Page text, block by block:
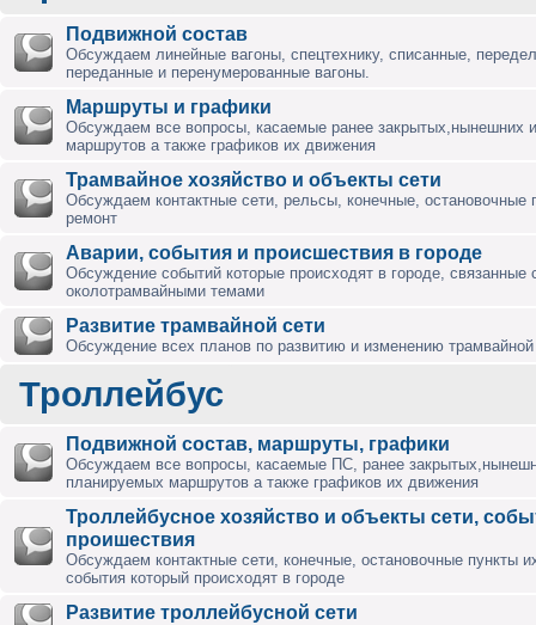
Подвижной состав
Обсуждаем линейные вагоны, спецтехнику, списанные,
переданные и перенумерованные вагоны.
Маршруты и графики
Обсуждаем все вопросы, касаемые ранее закрытых,нынешних
маршрутов а также графиков их движения
Трамвайное хозяйство и объекты сети
Обсуждаем контактные сети, рельсы, конечные, остановочные
ремонт
Аварии, события и происшествия в городе
Обсуждение событий которые происходят в городе, связанные
околотрамвайными темами
Развитие трамвайной сети
Обсуждение всех планов по развитию и изменению трамвайной
Троллейбус
Подвижной состав, маршруты, графики
Обсуждаем все вопросы, касаемые ПС, ранее
планируемых маршрутов а также графиков их движения
Троллейбусное хозяйство и объекты сети,
проишествия
Обсуждаем контактные сети, конечные, остановочные пункты
события который происходят в городе
Развитие троллейбусной сети